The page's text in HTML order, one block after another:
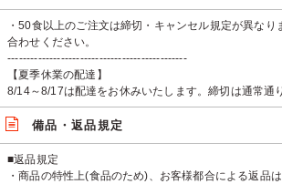
・50食以上のご注文は締切・キャンセル規定が異な
合わせください。
-----------------------------------------------
【夏季休業の配達】
8/14～8/17は配達をお休みいたします。締切は通常通
備品・返品規定
■返品規定
・商品の特性上(食品のため)、お客様都合による返品